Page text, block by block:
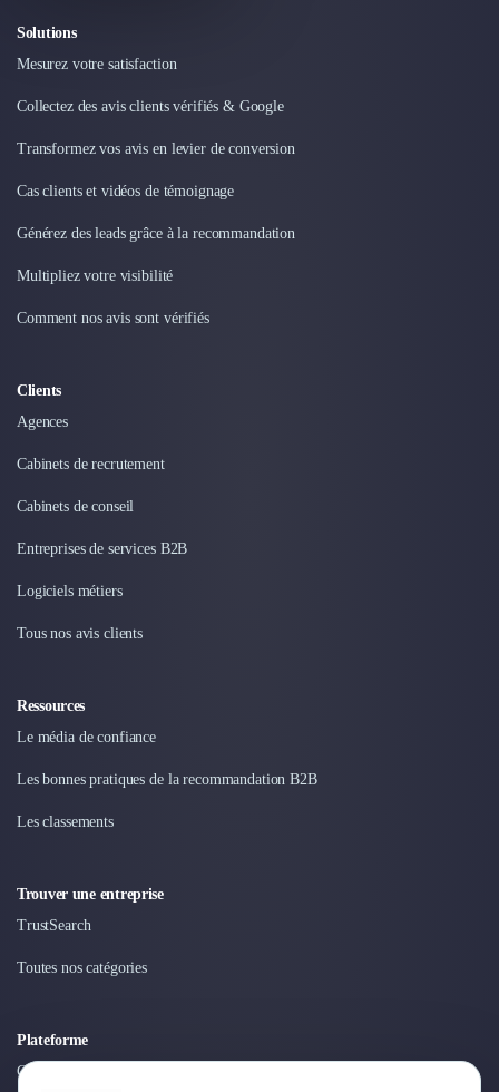
Subventions & Aides
Externalisation Administrative
Transactions Services
Restructuring
Droit du Travail
Banque
Gestion de trésorerie
Due Diligence
Audit
UX & UI Design
Product Management
Internet of Things (IoT)
Packaging & Emballages
Maintenance et Infogérance
BI, Analytics & Big Data
Recherche Utilisateur
Développement Logiciel
Création de Site Internet
Développement d'Application Mobile
Cybersécurité
Logiciel E-Commerce
Solutions
Mesurez votre satisfaction
Collectez des avis clients vérifiés & Google
Transformez vos avis en levier de conversion
Cas clients et vidéos de témoignage
Générez des leads grâce à la recommandation
Multipliez votre visibilité
Comment nos avis sont vérifiés
Clients
Agences
Cabinets de recrutement
Cabinets de conseil
Entreprises de services B2B
Logiciels métiers
Tous nos avis clients
Ressources
Le média de confiance
Les bonnes pratiques de la recommandation B2B
Les classements
Trouver une entreprise
TrustSearch
Toutes nos catégories
Plateforme
Connexion